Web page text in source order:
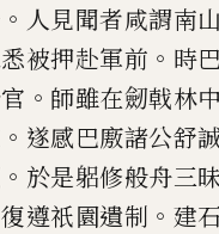
。 人見聞者咸謂南
被押赴軍前 。 時
。 師雖在劒戟林中
。 遂感巴廒諸公舒
。 於是躳修般舟三昧
復遵祇園遺制 。 建